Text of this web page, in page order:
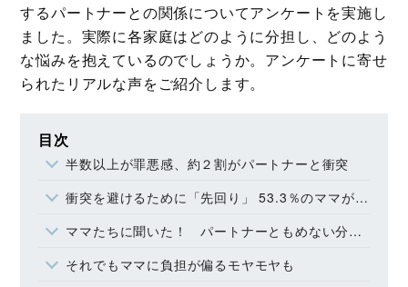
するパートナーとの関係についてアンケートを実施し
ました。実際に各家庭はどのように分担し、どのよう
な悩みを抱えているのでしょうか。アンケートに寄せ
られたリアルな声をご紹介します。
目次
半数以上が罪悪感、約２割がパートナーと衝突
衝突を避けるために「先回り」 53.3％のママが働き方を調整した具体例
ママたちに聞いた！ パートナーともめない分担の工夫
それでもママに負担が偏るモヤモヤも